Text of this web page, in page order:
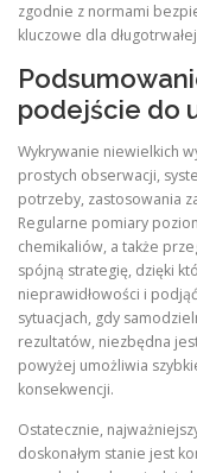
zgodnie z normami
kluczowe dla
podejście do
Wykrywanie niewielkich
prostych obserwacji,
potrzeby, zastosowania
Regularne pomiary
chemikaliów, a także
spójną strategię, dzięki
nieprawidłowości i
sytuacjach, gdy
rezultatów, niezbędna
powyżej umożliwia
konsekwencji.
Ostatecznie,
doskonałym stanie jest